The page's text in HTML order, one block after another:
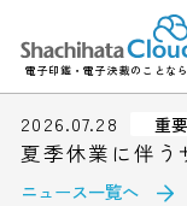
電子印鑑・電子決裁のことなら
2026.07.28 重要
夏季休業に伴う
ニュース一覧へ